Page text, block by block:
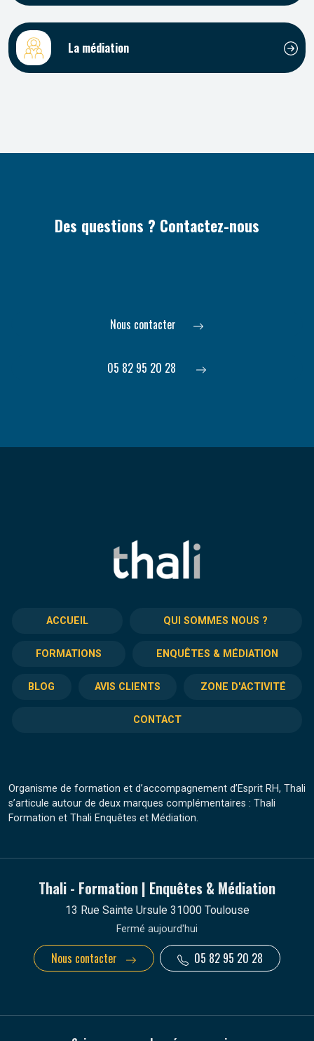
La médiation
Des questions ? Contactez-nous
Nous contacter
05 82 95 20 28
ACCUEIL QUI SOMMES NOUS ?
FORMATIONS ENQUÊTES & MÉDIATION
BLOG AVIS CLIENTS ZONE D'ACTIVITÉ
CONTACT
Organisme de formation et d’accompagnement d’Esprit RH, Thali
s’articule autour de deux marques complémentaires : Thali
Formation et Thali Enquêtes et Médiation.
Thali - Formation | Enquêtes & Médiation
13 Rue Sainte Ursule 31000 Toulouse
Fermé aujourd'hui
Nous contacter 05 82 95 20 28